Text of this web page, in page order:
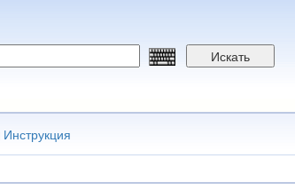
Искать
Инструкция